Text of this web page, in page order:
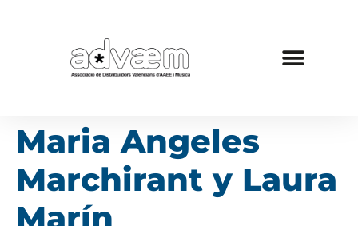
Maria Angeles
Marchirant y Laura
Marín